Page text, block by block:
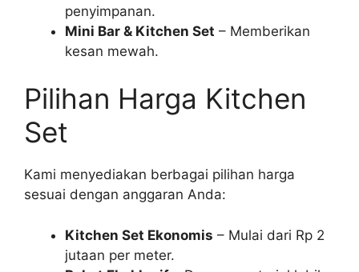
penyimpanan.
Mini Bar & Kitchen Set – Memberikan
kesan mewah.
Pilihan Harga Kitchen
Set
Kami menyediakan berbagai pilihan harga
sesuai dengan anggaran Anda:
Kitchen Set Ekonomis – Mulai dari Rp 2
jutaan per meter.